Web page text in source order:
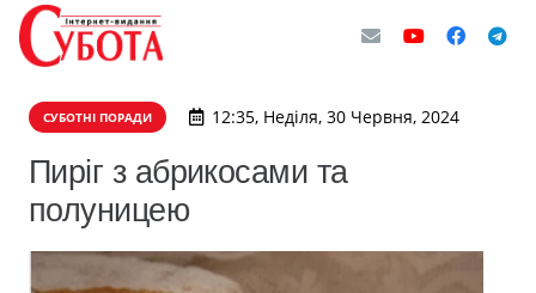
СУБОТНІ ПОРАДИ 12:35, Неділя, 30 Червня, 2024
Пиріг з абрикосами та
полуницею